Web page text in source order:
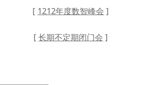
[ 1212年度数智峰会 ]
[长期不定期闭门会 ]